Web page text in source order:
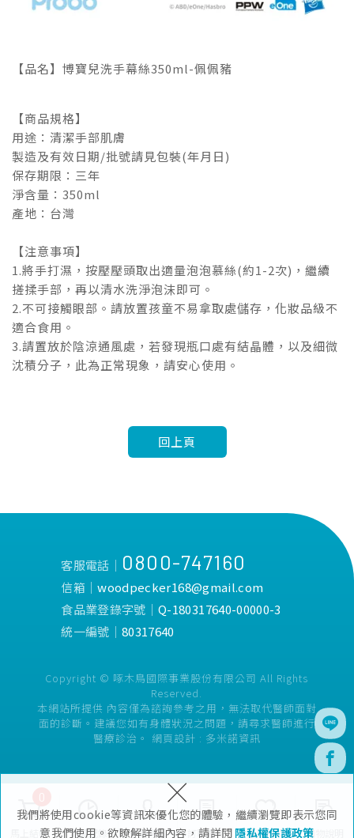
我們將使用cookie等資訊來優化您的體驗，繼續瀏覽即表示您同
意我們使用。欲瞭解詳細內容，請詳閱隱私權保護政策
×
【品名】博寶兒洗手幕絲350ml-佩佩豬
【商品規格】
用途：清潔手部肌膚
製造及有效日期/批號請見包裝(年月日)
保存期限：三年
淨含量：350ml
產地：台灣
【注意事項】
1.將手打濕，按壓壓頭取出適量泡泡慕絲(約1-2次)，繼續
搓揉手部，再以清水洗淨泡沫即可。
2.不可接觸眼部。請放置孩童不易拿取處儲存，化妝品級不
適合食用。
3.請置放於陰涼通風處，若發現瓶口處有結晶體，以及細微
沈積分子，此為正常現象，請安心使用。
回上頁
客服電話│ 0800-747160
信箱│woodpecker168@gmail.com
食品業登錄字號│Q-180317640-00000-3
統一編號│80317640
Copyright © 啄木鳥國際事業股份有限公司 All Rights
Reserved.
本網站所提供 內容僅為諮詢參考之用，無法取代醫師面對
面的診斷。建議您如有身體狀況之問題，請尋求醫師進行
醫療診治。 網頁設計 : 多米諾資訊
0
馬上結帳 瀏覽紀錄 會員專區 訂單查詢 追蹤清單 購物說明